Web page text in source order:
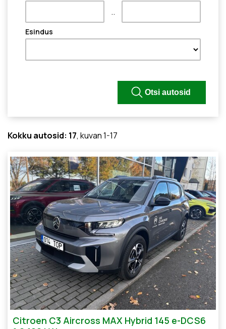
..
Esindus
Kokku autosid: 17, kuvan 1-17
Citroen C3 Aircross MAX Hybrid 145 e-DCS6